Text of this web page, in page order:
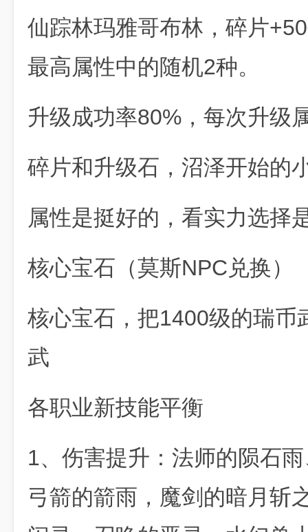
仙踪林玛雅哥布林，碎片
最高属性中的随机2种。
升级成功率80%，每次升级
碎片和升级石，沼泽开始的
属性是挺好的，看实力选择
核心宝石（莫斯NPC兑换）
核心宝石，把1400级的瑞币
武
各职业新技能平衡
1、伤害提升：法师的陨石
弓箭的箭雨，魔剑的暗月斩